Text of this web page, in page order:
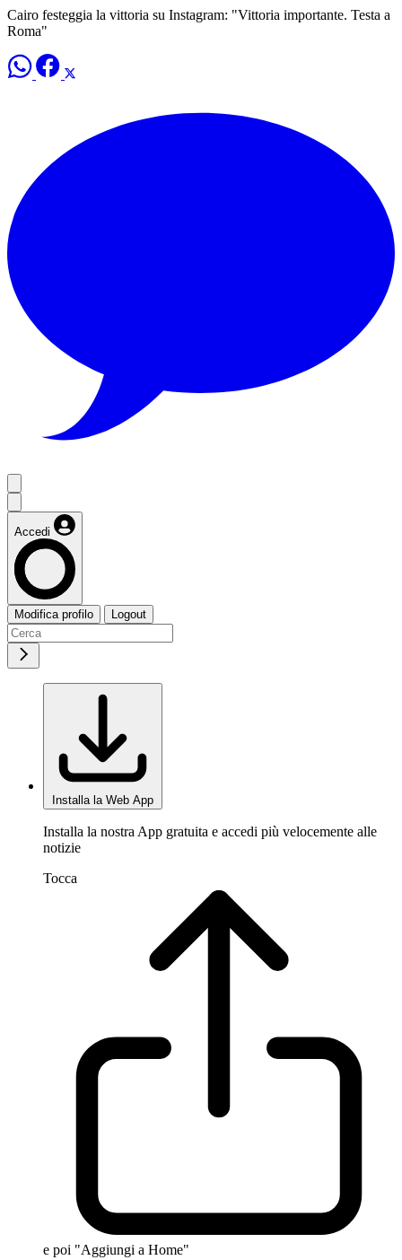
Cairo festeggia la vittoria su Instagram: "Vittoria importante. Testa a
Roma"
Accedi
Modifica profilo Logout
Installa la Web App
Installa la nostra App gratuita e accedi più velocemente alle
notizie
Tocca
e poi "Aggiungi a Home"